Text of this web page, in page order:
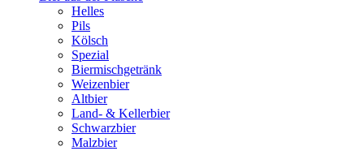
Helles
Pils
Kölsch
Spezial
Biermischgetränk
Weizenbier
Altbier
Land- & Kellerbier
Schwarzbier
Malzbier